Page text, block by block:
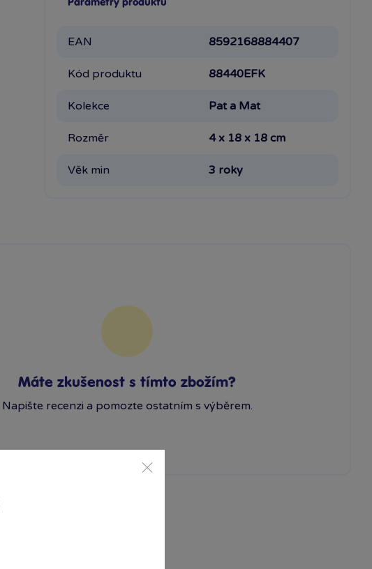
Parametry produktu
EAN 8592168884407
Kód produktu 88440EFK
Kolekce Pat a Mat
Rozměr 4 x 18 x 18 cm
Věk min 3 roky
Máte zkušenost s tímto zbožím?
Napište recenzi a pomozte ostatním s výběrem.